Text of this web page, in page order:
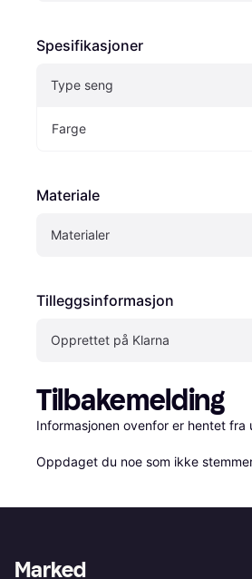
Spesifikasjoner
Type seng
Farge
Materiale
Materialer
Tilleggsinformasjon
Opprettet på Klarna
Tilbakemelding
Informasjonen ovenfor er hentet
Oppdaget du noe som ikke
Marked